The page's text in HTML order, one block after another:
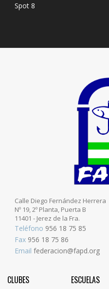
Spot 8
Calle Diego Fernández Herrera
Nº 19, 2º Planta, Puerta B
11401 - Jerez de la Fra.
Teléfono 956 18 75 85
Fax 956 18 75 86
Email federacion@fapd.org
CLUBES ESCUELAS